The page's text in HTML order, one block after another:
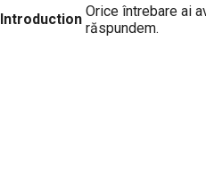
Introduction Orice întrebare ai
răspundem.